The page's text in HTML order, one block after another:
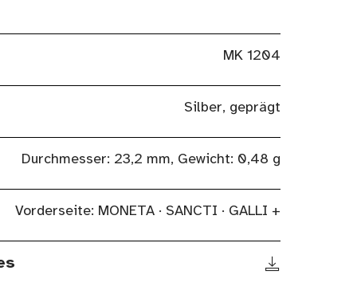
MK 1204
Silber, geprägt
Durchmesser: 23,2 mm, Gewicht: 0,48 g
Vorderseite: MONETA ∙ SANCTI ∙ GALLI +